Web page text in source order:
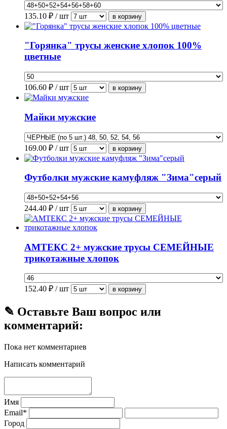
135.10 ₽ / шт
"Горянка" трусы женские хлопок 100%
цветные
106.60 ₽ / шт
Майки мужские
169.00 ₽ / шт
Футболки мужские камуфляж "Зима"серый
244.40 ₽ / шт
АМТЕКС 2+ мужские трусы СЕМЕЙНЫЕ
трикотажные хлопок
152.40 ₽ / шт
✎ Оставьте Ваш вопрос или
комментарий:
Пока нет комментариев
Написать комментарий
Имя
Email*
Город